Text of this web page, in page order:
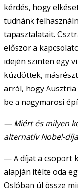
kérdés, hogy
tudnánk
tapasztalatait.
először a
idején szintén egy
küzdöttek,
arról, hogy Ausztria
be a nagymarosi
— Miért és milyen
alternatív Nobel-
— A díjat a csoport
alapján ítélte oda
Oslóban ül össze